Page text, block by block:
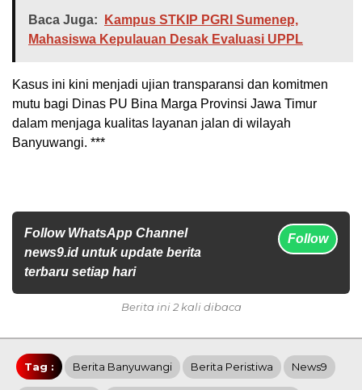
Baca Juga:
Kampus STKIP PGRI Sumenep,
Mahasiswa Kepulauan Desak Evaluasi UPPL
Kasus ini kini menjadi ujian transparansi dan komitmen
mutu bagi Dinas PU Bina Marga Provinsi Jawa Timur
dalam menjaga kualitas layanan jalan di wilayah
Banyuwangi. ***
Follow WhatsApp Channel
news9.id untuk update berita
terbaru setiap hari
Follow
Berita ini 2 kali dibaca
Tag : Berita Banyuwangi Berita Peristiwa News9